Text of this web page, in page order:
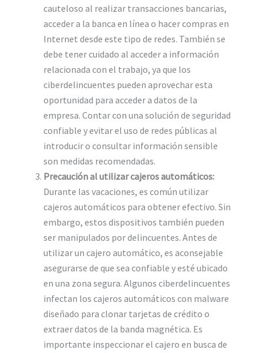
cauteloso al realizar transacciones bancarias,
acceder a la banca en línea o hacer compras en
Internet desde este tipo de redes. También se
debe tener cuidado al acceder a información
relacionada con el trabajo, ya que los
ciberdelincuentes pueden aprovechar esta
oportunidad para acceder a datos de la
empresa. Contar con una solución de seguridad
confiable y evitar el uso de redes públicas al
introducir o consultar información sensible
son medidas recomendadas.
Precaución al utilizar cajeros automáticos:
Durante las vacaciones, es común utilizar
cajeros automáticos para obtener efectivo. Sin
embargo, estos dispositivos también pueden
ser manipulados por delincuentes. Antes de
utilizar un cajero automático, es aconsejable
asegurarse de que sea confiable y esté ubicado
en una zona segura. Algunos ciberdelincuentes
infectan los cajeros automáticos con malware
diseñado para clonar tarjetas de crédito o
extraer datos de la banda magnética. Es
importante inspeccionar el cajero en busca de